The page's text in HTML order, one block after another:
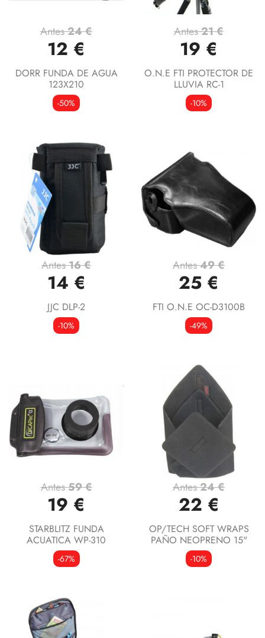
Antes24 €
12 €
DORR FUNDA DE AGUA
123X210
-50%
Antes21 €
19 €
O.N.E FTI PROTECTOR DE
LLUVIA RC-1
-10%
Antes16 €
14 €
JJC DLP-2
-10%
Antes49 €
25 €
FTI O.N.E OC-D3100B
-49%
Antes59 €
19 €
STARBLITZ FUNDA
ACUATICA WP-310
-67%
Antes24 €
22 €
OP/TECH SOFT WRAPS
PAÑO NEOPRENO 15"
-10%